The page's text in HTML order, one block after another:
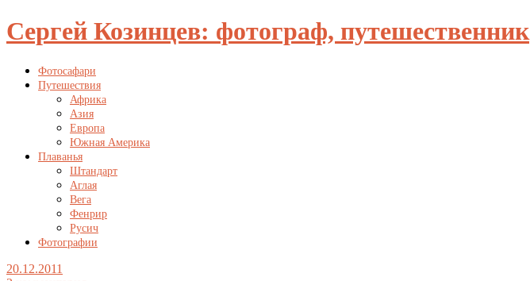
Сергей Козинцев: фотограф, путешественник
Фотосафари
Путешествия
Африка
Азия
Европа
Южная Америка
Плаванья
Штандарт
Аглая
Вега
Фенрир
Русич
Фотографии
20.12.2011